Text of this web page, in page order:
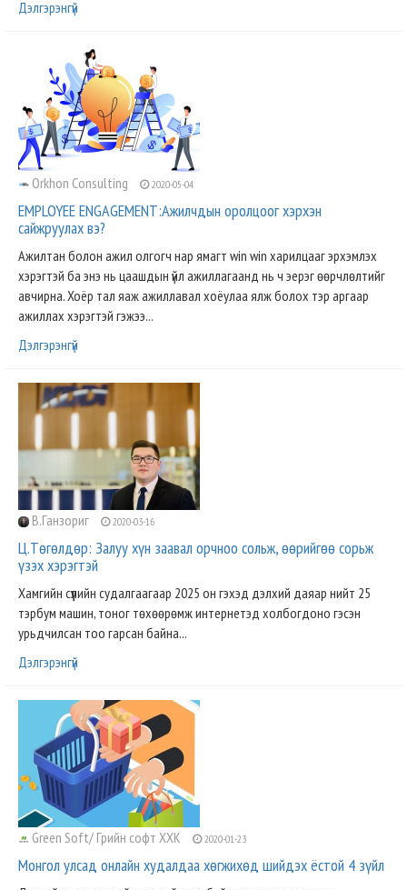
Дэлгэрэнгүй
Orkhon Consulting 2020-05-04
EMPLOYEE ENGAGEMENT:Ажилчдын оролцоог хэрхэн
сайжруулах вэ?
Ажилтан болон ажил олгогч нар ямагт win win харилцааг эрхэмлэх
хэрэгтэй ба энэ нь цаашдын үйл ажиллагаанд нь ч эерэг өөрчлөлтийг
авчирна. Хоёр тал яаж ажиллавал хоёулаа ялж болох тэр аргаар
ажиллах хэрэгтэй гэжээ...
Дэлгэрэнгүй
В.Ганзориг 2020-03-16
Ц.Төгөлдөр: Залуу хүн заавал орчноо сольж, өөрийгөө сорьж
үзэх хэрэгтэй
Хамгийн сүүлийн судалгаагаар 2025 он гэхэд дэлхий даяар нийт 25
тэрбум машин, тоног төхөөрөмж интернетэд холбогдоно гэсэн
урьдчилсан тоо гарсан байна...
Дэлгэрэнгүй
Green Soft/ Грийн софт ХХК 2020-01-23
Монгол улсад онлайн худалдаа хөгжихөд шийдэх ёстой 4 зүйл